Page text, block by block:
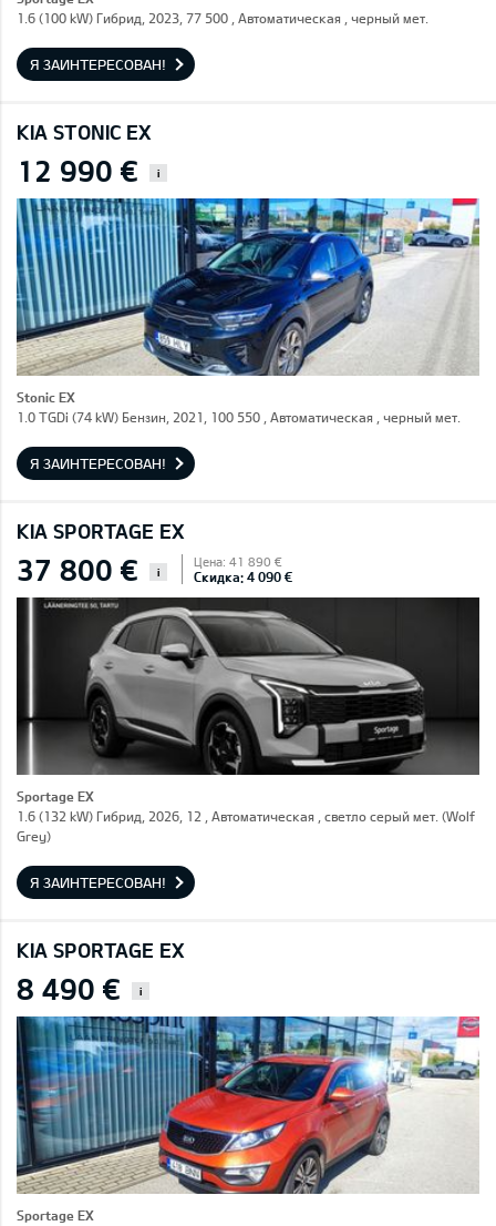
1.6 (100 kW) Гибрид, 2023, 77 500 , Автоматическая , черный мет.
Я ЗАИНТЕРЕСОВАН!
KIA STONIC EX
12 990 € i
Stonic EX
1.0 TGDi (74 kW) Бензин, 2021, 100 550 , Автоматическая , черный мет.
Я ЗАИНТЕРЕСОВАН!
KIA SPORTAGE EX
37 800 € i
Цена: 41 890 €
Скидка: 4 090 €
Sportage EX
1.6 (132 kW) Гибрид, 2026, 12 , Автоматическая , светло серый мет. (Wolf
Grey)
Я ЗАИНТЕРЕСОВАН!
KIA SPORTAGE EX
8 490 € i
Sportage EX